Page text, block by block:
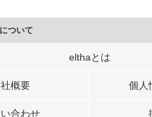
ついて
Cookie を使用して、ユーザーに合わせ
信、データ解析の各パートナーに提供
elthaとは
概要 個人
合わせ